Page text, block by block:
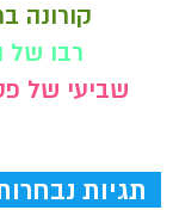
קורונה
רבו של
שביעי של
תגיות